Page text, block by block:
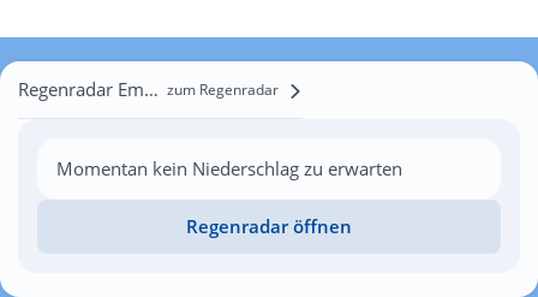
Regenradar Emmat zum Regenradar
Momentan kein Niederschlag zu erwarten
Regenradar öffnen